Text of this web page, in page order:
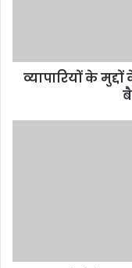
व्यापारियों के